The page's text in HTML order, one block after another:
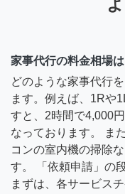
家事代行の料金相場は
どのような家事代行
ます。例えば、1Rや
すと、2時間で4,000
なっております。 ま
コンの室内機の掃除
す。 「依頼申請」の
まずは、各サービス